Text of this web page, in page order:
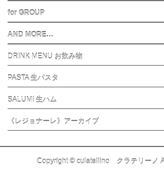
for GROUP
AND MORE…
DRINK MENU お飲み物
PASTA 生パスタ
SALUMI 生ハム
《レジョナーレ》アーカイブ
Copyright © culatellino クラテリーノ